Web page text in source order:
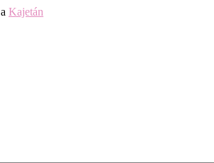
a Kajetán